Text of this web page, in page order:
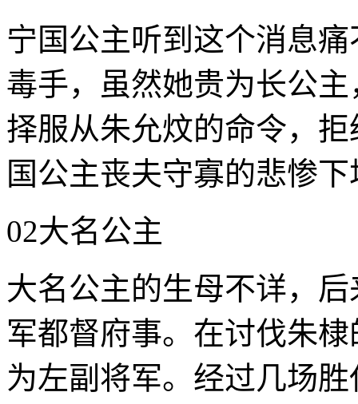
宁国公主听到这个消息
毒手，虽然她贵为长公
择服从朱允炆的命令，
国公主丧夫守寡的悲惨下
02大名公主
大名公主的生母不详，
军都督府事。在讨伐朱
为左副将军。经过几场